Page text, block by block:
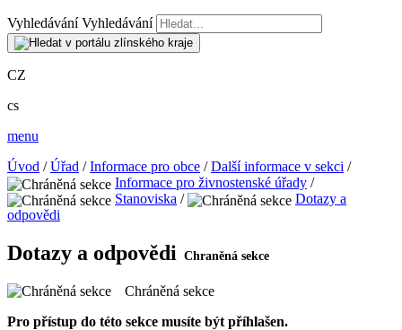
Vyhledávání Vyhledávání
CZ
cs
menu
Úvod /Úřad /Informace pro obce /Další informace v sekci /
Informace pro živnostenské úřady /
Stanoviska /
Dotazy a
odpovědi
Dotazy a odpovědi
Chráněná sekce
Pro přístup do této sekce musíte být příhlašen.